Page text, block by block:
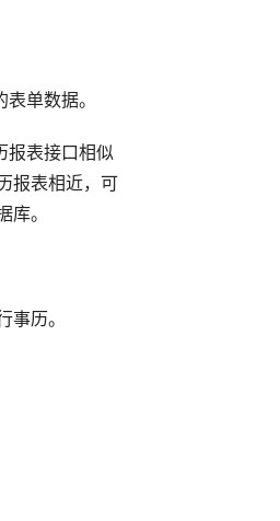
单数据。
报表接口相似
报表相近，可
。
历。